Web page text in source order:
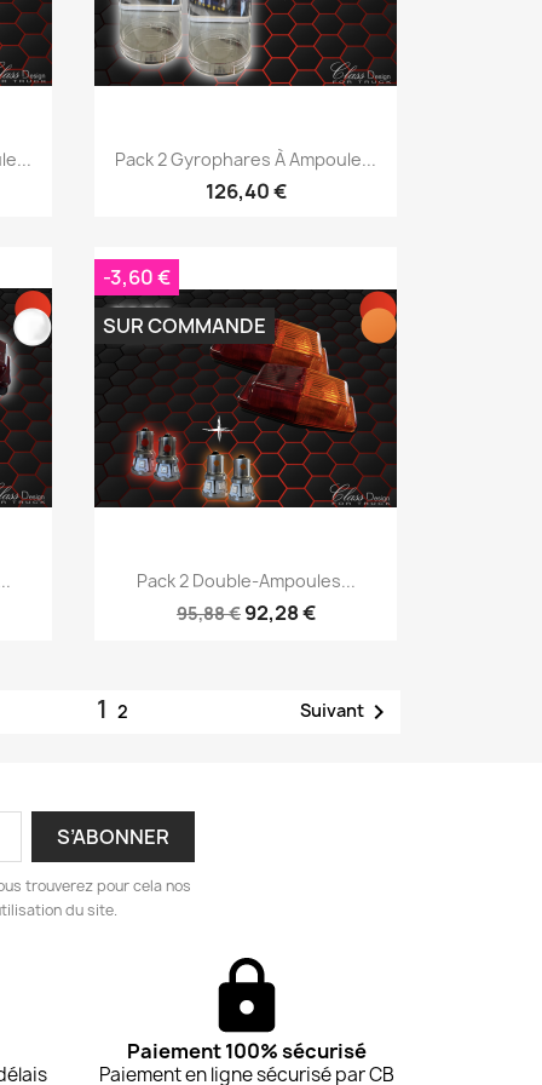
Aperçu rapide
Pack 2 Gyrophares À Ampoule...
126,40 €
Aperçu rapide
Pack 2 Double-Ampoules...
95,88 € 92,28 €
-3,60 €
SUR COMMANDE
1 2 Suivant
trouverez pour cela nos
du site.
Paiement 100% sécurisé
Paiement en ligne sécurisé par CB